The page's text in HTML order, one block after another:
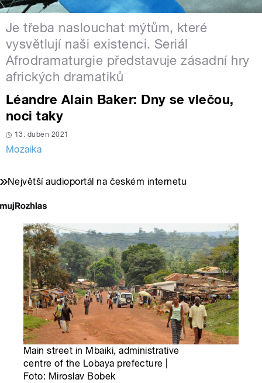
Je třeba naslouchat mýtům, které
vysvětlují naši existenci. Seriál
Afrodramaturgie představuje zásadní hry
afrických dramatiků
Léandre Alain Baker: Dny se vlečou,
noci taky
13. duben 2021
Mozaika
Největší audioportál na českém internetu
Main street in Mbaiki, administrative
centre of the Lobaya prefecture |
Foto: Miroslav Bobek